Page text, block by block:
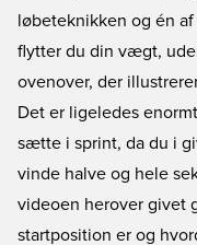
løbeteknikken og én
flytter du din vægt,
ovenover, der
Det er ligeledes
sætte i sprint, da du i
vinde halve og hele
videoen herover givet
startposition er og